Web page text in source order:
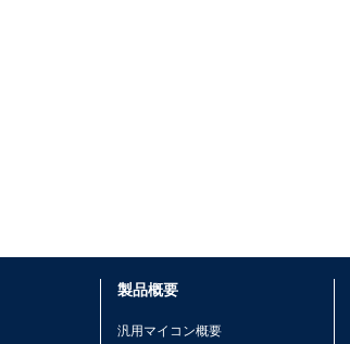
製品概要
汎用マイコン概要